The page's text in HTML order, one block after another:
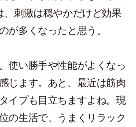
、刺激は穏やかだけど効果
が多くなったと思う。
使い勝手や性能がよくなっ
じます。あと、最近は筋肉
イプも目立ちますよね。現
の生活で、うまくリラック